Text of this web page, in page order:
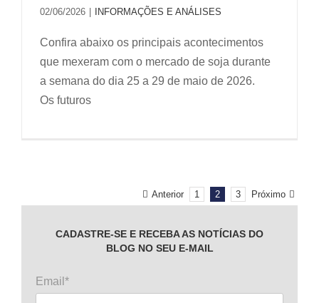
02/06/2026 INFORMAÇÕES E ANÁLISES
Confira abaixo os principais acontecimentos
que mexeram com o mercado de soja durante
a semana do dia 25 a 29 de maio de 2026.
Os futuros
Anterior 1 2 3 Próximo
CADASTRE-SE E RECEBA AS NOTÍCIAS DO
BLOG NO SEU E-MAIL
Email*